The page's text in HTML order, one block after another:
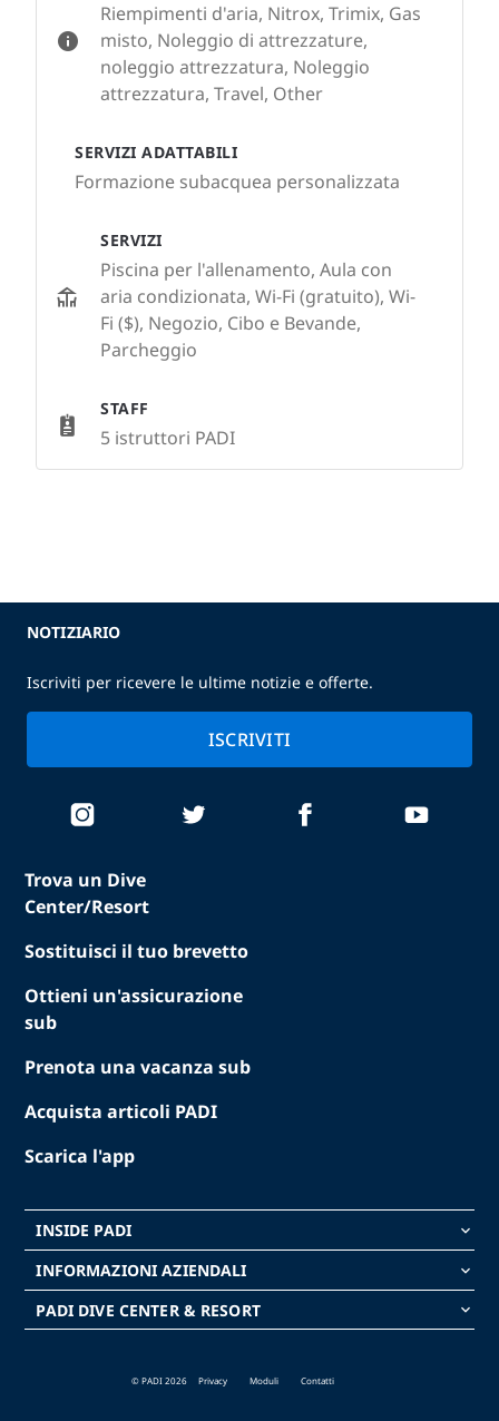
Riempimenti d'aria, Nitrox, Trimix, Gas
misto, Noleggio di attrezzature,
noleggio attrezzatura, Noleggio
attrezzatura, Travel, Other
SERVIZI ADATTABILI
Formazione subacquea personalizzata
SERVIZI
Piscina per l'allenamento, Aula con
aria condizionata, Wi-Fi (gratuito), Wi-
Fi ($), Negozio, Cibo e Bevande,
Parcheggio
STAFF
5 istruttori PADI
Trova un Dive
Center/Resort
Sostituisci il tuo brevetto
Ottieni un'assicurazione
sub
Prenota una vacanza sub
Acquista articoli PADI
Scarica l'app
INSIDE PADI keyboard_arrow_down
INFORMAZIONI AZIENDALI keyboard_arrow_down
PADI DIVE CENTER & RESORT keyboard_arrow_down
NOTIZIARIO
Iscriviti per ricevere le ultime notizie e offerte.
ISCRIVITI
© PADI 2026 Privacy Moduli Contatti